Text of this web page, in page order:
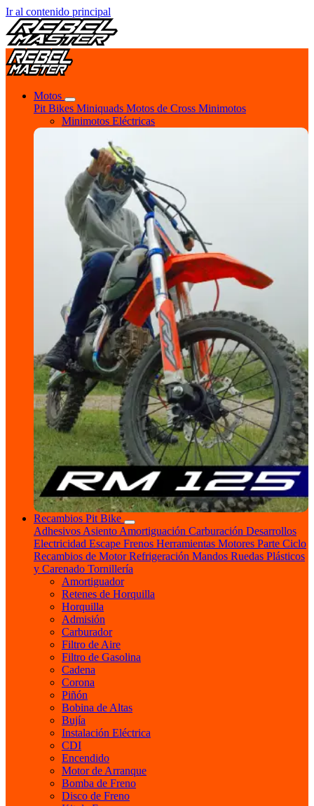
Ir al contenido principal
Motos
Pit Bikes Miniquads Motos de Cross Minimotos
Minimotos Eléctricas
Recambios Pit Bike
Adhesivos Asiento Amortiguación Carburación Desarrollos
Electricidad Escape Frenos Herramientas Motores Parte Ciclo
Recambios de MotorRefrigeración Mandos Ruedas Plásticos
y Carenado Tornillería
Amortiguador
Retenes de Horquilla
Horquilla
Admisión
Carburador
Filtro de Aire
Filtro de Gasolina
Cadena
Corona
Piñón
Bobina de Altas
Bujía
Instalación Eléctrica
CDI
Encendido
Motor de Arranque
Bomba de Freno
Disco de Freno